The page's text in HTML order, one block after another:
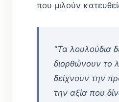
που μιλούν
"Τα λουλούδια
διορθώνουν το
δείχνουν την
την αξία που